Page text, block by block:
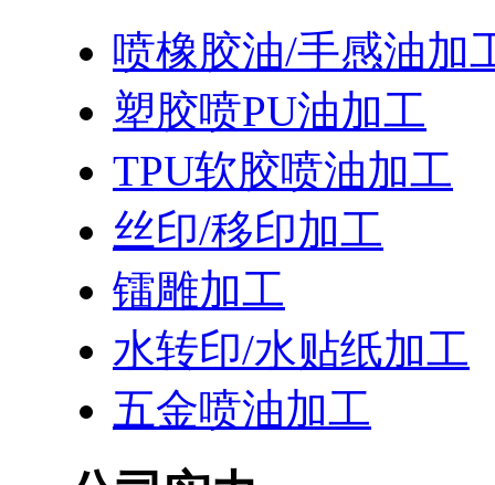
喷橡胶油/手感油加
塑胶喷PU油加工
TPU软胶喷油加工
丝印/移印加工
镭雕加工
水转印/水贴纸加工
五金喷油加工